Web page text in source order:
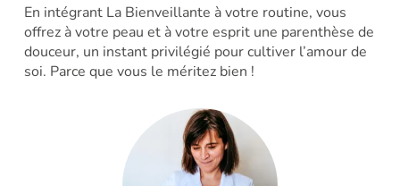
En intégrant La Bienveillante à votre routine, vous
offrez à votre peau et à votre esprit une parenthèse de
douceur, un instant privilégié pour cultiver l’amour de
soi. Parce que vous le méritez bien !